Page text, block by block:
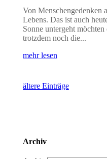
Von Menschengedenken
Lebens. Das ist auch
Sonne untergeht möchten
trotzdem noch die...
mehr lesen
ältere Einträge
Archiv